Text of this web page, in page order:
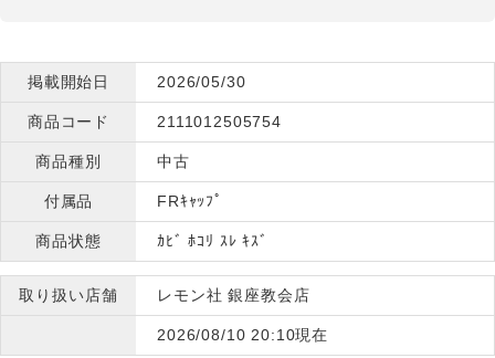
掲載開始日 2026/05/30
商品コード 2111012505754
商品種別 中古
付属品 FRｷｬｯﾌﾟ
商品状態 ｶﾋﾞ ﾎｺﾘ ｽﾚ ｷｽﾞ
取り扱い店舗 レモン社 銀座教会店
2026/08/10 20:10現在